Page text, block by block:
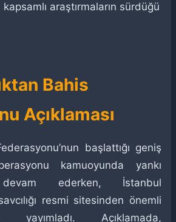
araştırmaların sürdüğü
Bahis
Açıklaması
başlattığı geniş
kamuoyunda yankı
devam ederken, İstanbul
resmi sitesinden önemli
Açıklamada,